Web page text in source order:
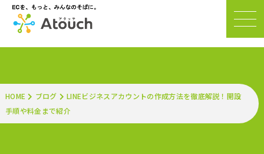
HOME ブログ
LINEビジネスアカウントの作成方法を徹底解説！開設
手順や料金まで紹介